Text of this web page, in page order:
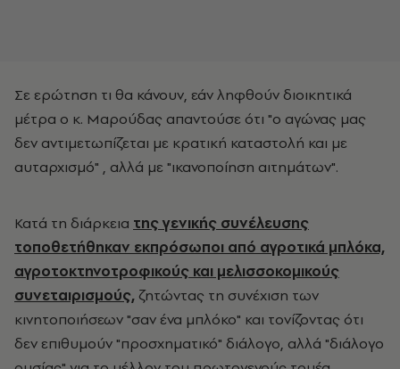
Σε ερώτηση τι θα κάνουν, εάν ληφθούν διοικητικά
μέτρα ο κ. Μαρούδας απαντούσε ότι "ο αγώνας μας
δεν αντιμετωπίζεται με κρατική καταστολή και με
αυταρχισμό" , αλλά με "ικανοποίηση αιτημάτων".
Κατά τη διάρκεια της γενικής συνέλευσης
τοποθετήθηκαν εκπρόσωποι από αγροτικά μπλόκα,
αγροτοκτηνοτροφικούς και μελισσοκομικούς
συνεταιρισμούς, ζητώντας τη συνέχιση των
κινητοποιήσεων "σαν ένα μπλόκο" και τονίζοντας ότι
δεν επιθυμούν "προσχηματικό" διάλογο, αλλά "διάλογο